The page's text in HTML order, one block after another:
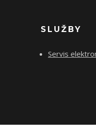
SLUŽBY
Servis